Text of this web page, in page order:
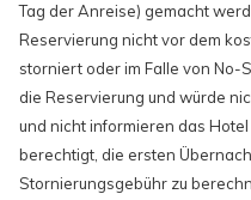
Tag der Anreise) gemacht
Reservierung nicht vor dem
storniert oder im Falle von No-
die Reservierung und würde
und nicht informieren das
berechtigt, die ersten
Stornierungsgebühr zu